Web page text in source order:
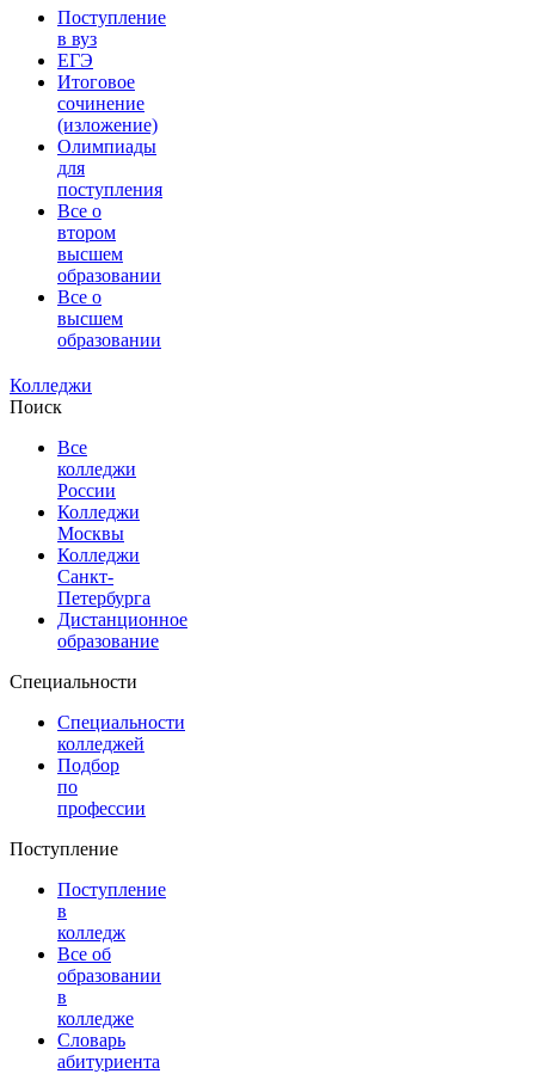
Поступление
в вуз
ЕГЭ
Итоговое
сочинение
(изложение)
Олимпиады
для
поступления
Все о
втором
высшем
образовании
Все о
высшем
образовании
Колледжи
Поиск
Все
колледжи
России
Колледжи
Москвы
Колледжи
Санкт-
Петербурга
Дистанционное
образование
Специальности
Специальности
колледжей
Подбор
по
профессии
Поступление
Поступление
в
колледж
Все об
образовании
в
колледже
Словарь
абитуриента